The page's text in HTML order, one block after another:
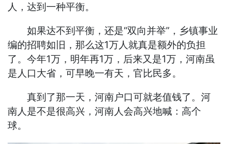
人，达到一种平衡。
如果达不到平衡，还是“双向并举”，乡镇事业
编的招聘如旧，那么这1万人就真是额外的负担
了。今年1万，明年再1万，后来又是1万，河南虽
是人口大省，可早晚一有天，官比民多。
真到了那一天，河南户口可就老值钱了。河
南人是不是很高兴，河南人会高兴地喊：高个
球。